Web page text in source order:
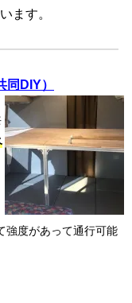
ます。
DIY）
強度があって通行可能